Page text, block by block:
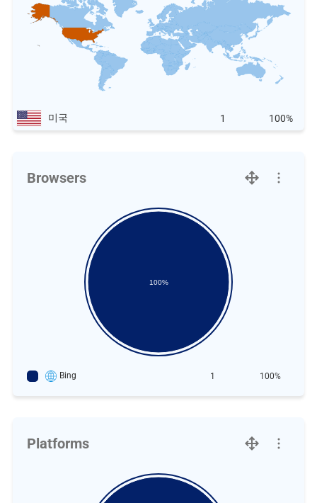
미국 1 100%
Browsers
100%
Bing 1 100%
Platforms